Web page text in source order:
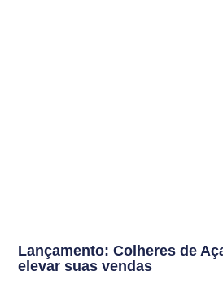
Lançamento: Colheres de
elevar suas vendas